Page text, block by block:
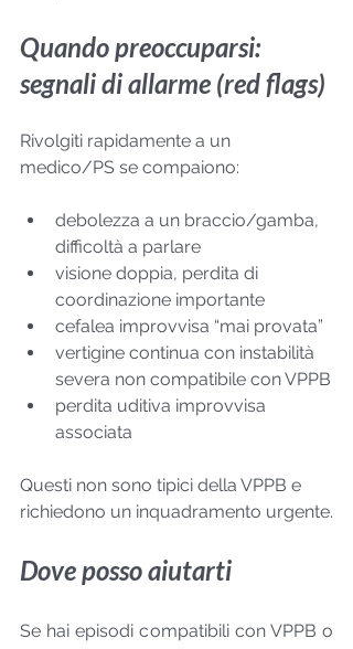
Quando preoccuparsi:
segnali di allarme (red flags)
Rivolgiti rapidamente a un
medico/PS se compaiono:
debolezza a un braccio/gamba,
difficoltà a parlare
visione doppia, perdita di
coordinazione importante
cefalea improvvisa “mai provata”
vertigine continua con instabilità
severa non compatibile con VPPB
perdita uditiva improvvisa
associata
Questi non sono tipici della VPPB e
richiedono un inquadramento urgente.
Dove posso aiutarti
Se hai episodi compatibili con VPPB o